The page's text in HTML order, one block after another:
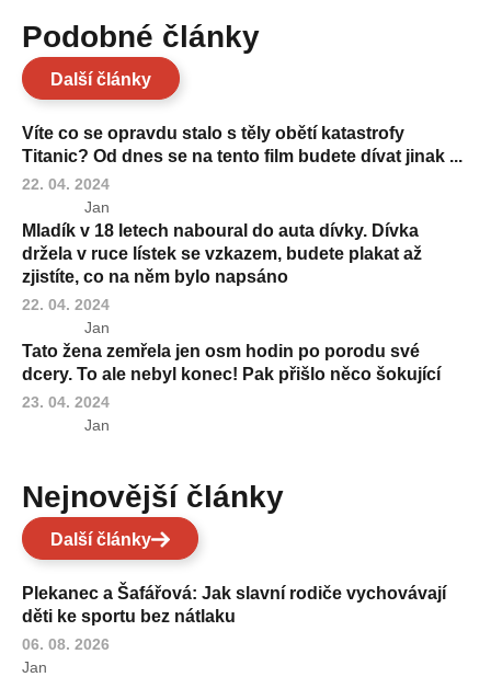
Podobné články
Další články
Víte co se opravdu stalo s těly obětí katastrofy
Titanic? Od dnes se na tento film budete dívat jinak ...
22. 04. 2024
Jan
Mladík v 18 letech naboural do auta dívky. Dívka
držela v ruce lístek se vzkazem, budete plakat až
zjistíte, co na něm bylo napsáno
22. 04. 2024
Jan
Tato žena zemřela jen osm hodin po porodu své
dcery. To ale nebyl konec! Pak přišlo něco šokující
23. 04. 2024
Jan
Nejnovější články
Další články
Plekanec a Šafářová: Jak slavní rodiče vychovávají
děti ke sportu bez nátlaku
06. 08. 2026
Jan